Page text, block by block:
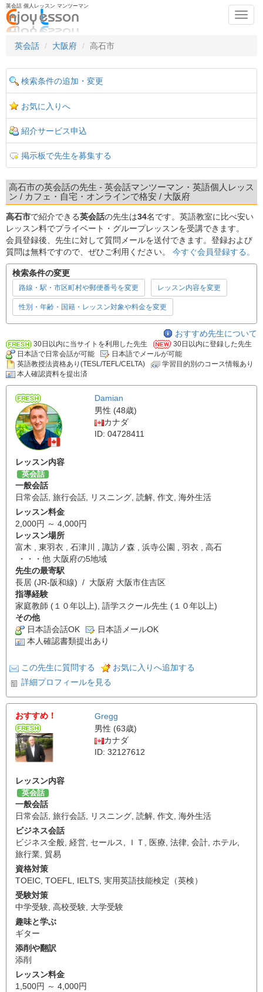
英会話 個人レッスン マンツーマン
英会話
大阪府 高石市
検索条件の追加・変更
お気に入りへ
紹介サービス申込
掲示板で先生を募集する
高石市の英会話の先生 - 英会話マンツーマン・英語個人レッス
ン / カフェ・自宅・オンラインで格安 / 大阪府
高石市で紹介できる英会話の先生は34名です。英語教室に比べ安い
レッスン料でプライベート・グループレッスンを受講できます。
会員登録後、先生に対して質問メールを送付できます。登録および
質問は無料ですので、ぜひご利用ください。 今すぐ会員登録する。
検索条件の変更
路線・駅・市区町村や郵便番号を変更 レッスン内容を変更
性別・年齢・国籍・レッスン対象や料金を変更
おすすめ先生について
30日以内に当サイトを利用した先生
30日以内に登録した先生
日本語で日常会話が可能
日本語でメールが可能
英語教授法資格あり(TESL/TEFL/CELTA)
学習目的別のコース情報あり
本人確認資料を提出済
Damian
男性 (48歳)
カナダ
ID: 04728411
レッスン内容
英会話
一般会話
日常会話, 旅行会話, リスニング, 読解, 作文, 海外生活
レッスン料金
2,000円 ～ 4,000円
レッスン場所
富木 , 東羽衣 , 石津川 , 諏訪ノ森 , 浜寺公園 , 羽衣 , 高石
・・・他 大阪府の5地域
先生の最寄駅
長居 (JR-阪和線) / 大阪府 大阪市住吉区
指導経験
家庭教師 (１０年以上), 語学スクール先生 (１０年以上)
その他
日本語会話OK
日本語メールOK
本人確認書類提出あり
この先生に質問する
お気に入りへ追加する
詳細プロフィールを見る
おすすめ！
Gregg
男性 (63歳)
カナダ
ID: 32127612
レッスン内容
英会話
一般会話
日常会話 旅行会話 リスニング 読解 作文 海外生活
ビジネス会話
ビジネス全般 経営 セールス ＩＴ 医療 法律 会計 ホテル
旅行業 貿易
資格対策
TOEIC TOEFL IELTS 実用英語技能検定（英検）
受験対策
中学受験 高校受験 大学受験
趣味と学ぶ
ギター
添削や翻訳
添削
レッスン料金
1,500円 ～ 4,000円